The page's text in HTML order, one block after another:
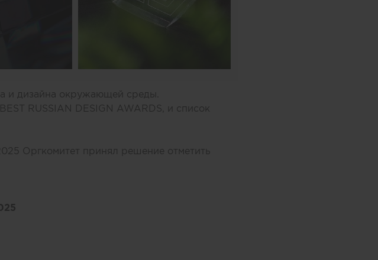
и дизайна окружающей среды.
RUSSIAN DESIGN AWARDS, и список
Оргкомитет принял решение отметить